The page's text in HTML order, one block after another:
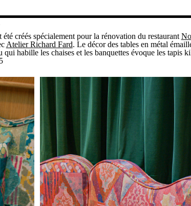
été créés spécialement pour la rénovation du restaurant
Atelier Richard Fard. Le décor des tables en métal
qui habille les chaises et les banquettes évoque les tapis